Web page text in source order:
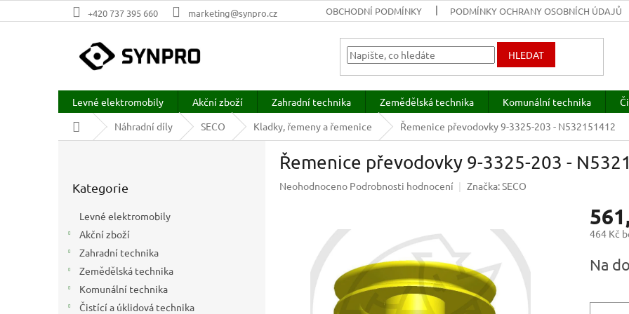
na
+420 737 395 660 marketing@synpro.cz OBCHODNÍ PODMÍNKY PODMÍNKY OCHRANY OSOBNÍCH ÚDAJŮ
HLEDAT
Levné elektromobily Akční zboží Zahradní technika Zemědělská technika Komunální technika
Domů
Náhradní díly SECO Kladky, řemeny a řemenice Řemenice převodovky 9-3325-203 - N532151412
kategorie
Kategorie
Levné elektromobily
Akční zboží
Zahradní technika
Zemědělská technika
Komunální technika
Čistící a úklidová technika
Řemenice převodovky 9-3325-203 -
Průměrné
hvězdiček.
Neohodnoceno Podrobnosti hodnocení Značka:SECO
464 Kč
cena:
Na